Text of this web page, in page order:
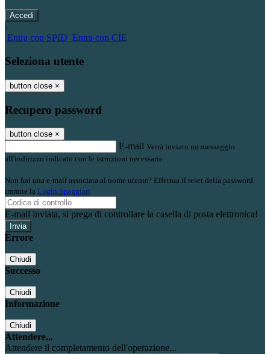
-
Entra con SPID Entra con CIE
Seleziona utente
button close ×
Recupero password
button close ×
E-mail Verrà inviato un messaggio
all'indirizzo indicato con le istruzioni necessarie.
Non hai una e-mail associata al nome utente? Effettua il reset della password
tramite la Login Spaggiari
E-mail inviata, si prega di controllare la casella di posta elettronica!
Errore
Chiudi
Successo
Chiudi
Informazione
Chiudi
Attendere...
Attendere il completamento dell'operazione...